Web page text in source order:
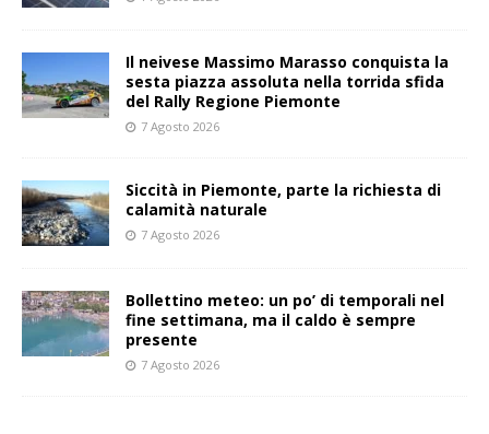
Il neivese Massimo Marasso conquista la
sesta piazza assoluta nella torrida sfida
del Rally Regione Piemonte
7 Agosto 2026
Siccità in Piemonte, parte la richiesta di
calamità naturale
7 Agosto 2026
Bollettino meteo: un po’ di temporali nel
fine settimana, ma il caldo è sempre
presente
7 Agosto 2026